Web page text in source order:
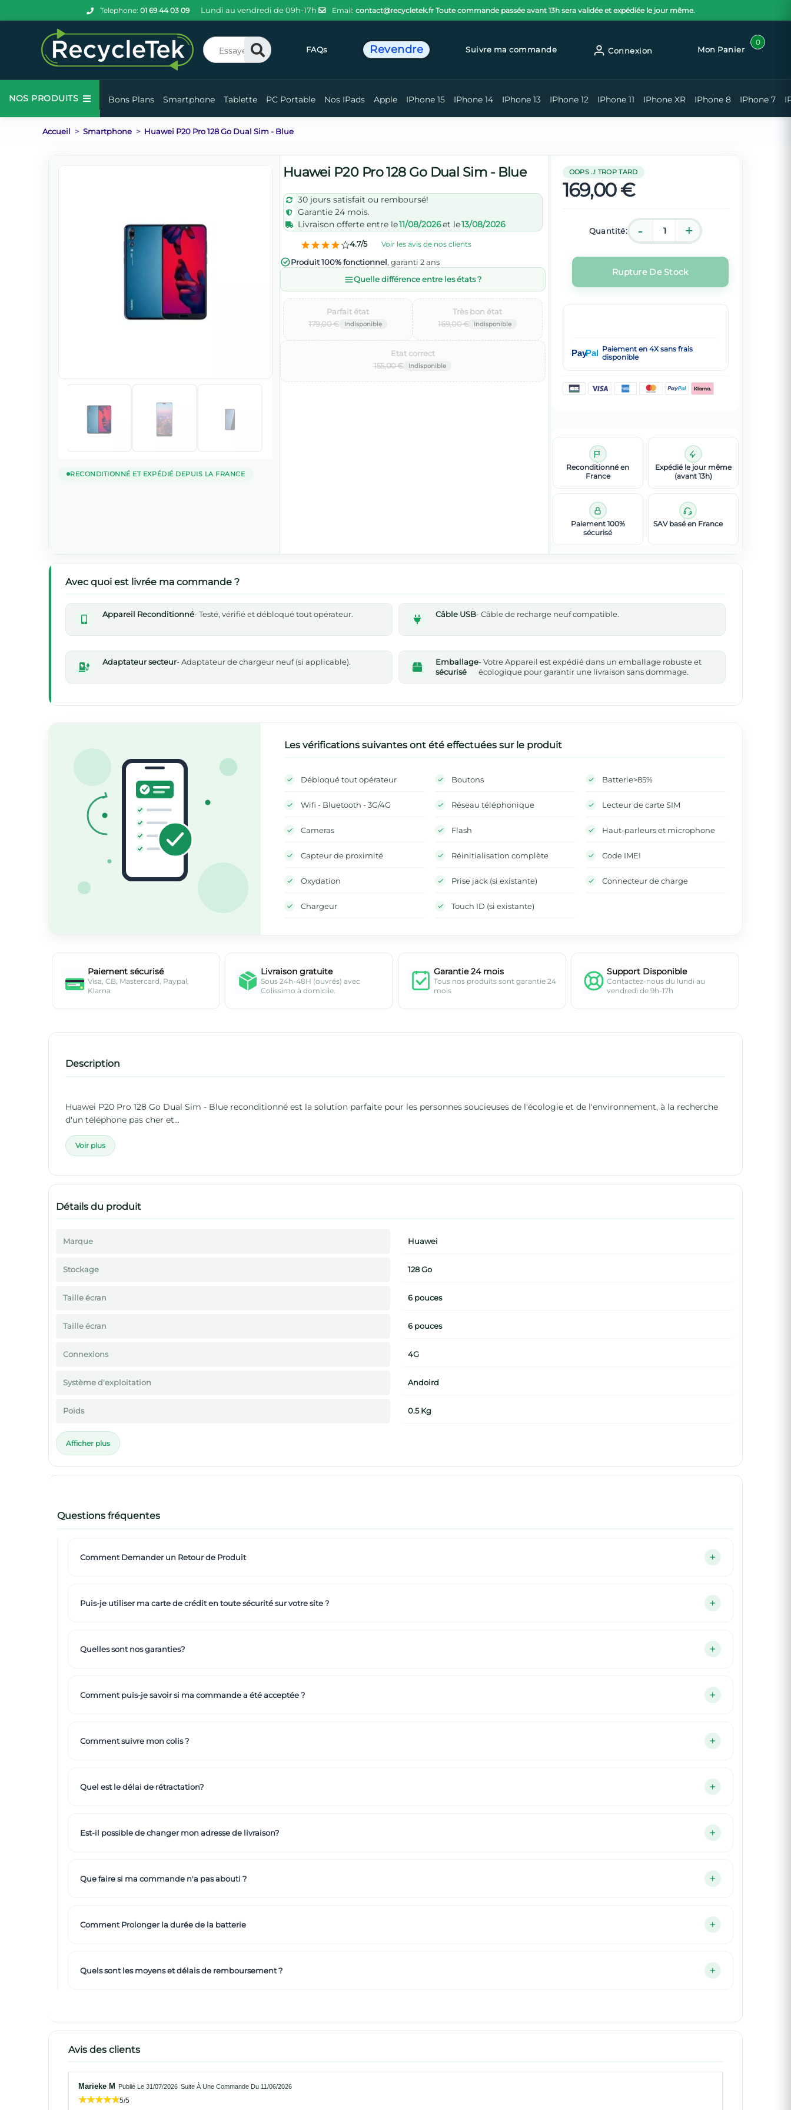
Telephone: 01 69 44 03 09 Lundi au vendredi de 09h-17h Email: contact@recycletek.fr Toute commande passée avant 13h sera validée et expédiée le jour même.
Rechercher FAQs Revendre Suivre ma commande Connexion Mon Panier
0
NOS PRODUITS Bons Plans Smartphone Tablette PC Portable Nos IPads Apple IPhone 15 IPhone 14 IPhone 13 IPhone 12 IPhone 11 IPhone XR IPhone 8 IPhone 7
Accueil Smartphone Huawei P20 Pro 128 Go Dual Sim - Blue
RECONDITIONNÉ ET EXPÉDIÉ DEPUIS LA FRANCE
Huawei P20 Pro 128 Go Dual Sim - Blue
30 jours satisfait ou remboursé!
Garantie 24 mois.
Livraison offerte entre le11/08/2026et le13/08/2026
4.7/5 Voir les avis de nos clients
Produit 100% fonctionnel, garanti 2 ans
Quelle différence entre les états ?
179,00 €
Parfait état‌
169,00 €
Très bon état‌
155,00 €
Etat correct‌
169,00 €
OOPS ..! TROP TARD
Quantité:
Rupture De Stock
PayPal Paiement en 4X sans frais
disponible
Reconditionné en
France
Expédié le jour même
(avant 13h)
Paiement 100%
sécurisé
SAV basé en France
Avec quoi est livrée ma commande ?
Appareil Reconditionné- Testé, vérifié et débloqué tout opérateur. Câble USB- Câble de recharge neuf compatible.
Adaptateur secteur- Adaptateur de chargeur neuf (si applicable).
Emballage
sécurisé
- Votre Appareil est expédié dans un emballage robuste et
écologique pour garantir une livraison sans dommage.
Les vérifications suivantes ont été effectuées sur le produit
Débloqué tout opérateur Boutons Batterie>85%
Wifi - Bluetooth - 3G/4G Réseau téléphonique Lecteur de carte SIM
Cameras Flash Haut-parleurs et microphone
Capteur de proximité Réinitialisation complète Code IMEI
Oxydation Prise jack (si existante) Connecteur de charge
Chargeur Touch ID (si existante)
Paiement sécurisé
Visa, CB, Mastercard, Paypal,
Klarna
Livraison gratuite
Sous 24h-48H (ouvrés) avec
Colissimo à domicile.
Garantie 24 mois
Tous nos produits sont garantie 24
mois
Support Disponible
Contactez-nous du lundi au
vendredi de 9h-17h
Description
Huawei P20 Pro 128 Go Dual Sim - Blue reconditionné est la solution parfaite pour les personnes soucieuses de l'écologie et de l'environnement, à la recherche
d'un téléphone pas cher et...
Voir plus
Détails du produit
Marque Huawei
Stockage 128 Go
Taille écran 6 pouces
Taille écran 6 pouces
Connexions 4G
Système d'exploitation Andoird
Poids 0.5 Kg
Afficher plus
Questions fréquentes
Comment Demander un Retour de Produit
Puis-je utiliser ma carte de crédit en toute sécurité sur votre site ?
Quelles sont nos garanties?
Comment puis-je savoir si ma commande a été acceptée ?
Comment suivre mon colis ?
Quel est le délai de rétractation?
Est-il possible de changer mon adresse de livraison?
Que faire si ma commande n'a pas abouti ?
Comment Prolonger la durée de la batterie
Quels sont les moyens et délais de remboursement ?
Avis des clients
Marieke M Publié Le 31/07/2026 Suite À Une Commande Du 11/06/2026
5/5